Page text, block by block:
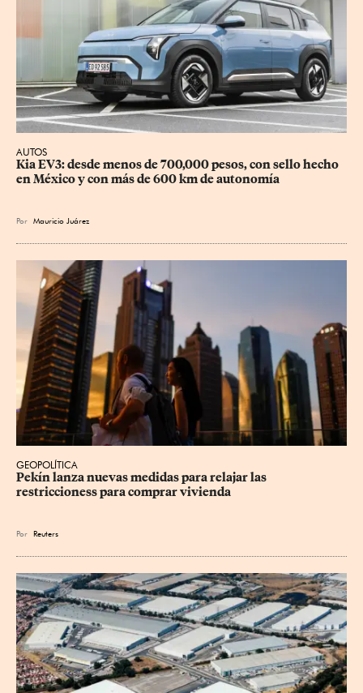
AUTOS
Kia EV3: desde menos de 700,000 pesos, con sello hecho
en México y con más de 600 km de autonomía
Por Mauricio Juárez
GEOPOLÍTICA
Pekín lanza nuevas medidas para relajar ⁠las
restriccioness para comprar vivienda
Por Reuters